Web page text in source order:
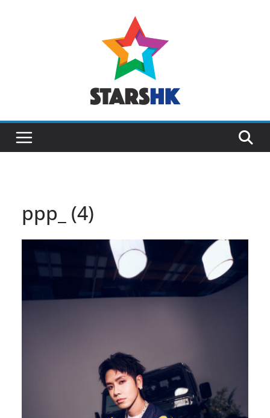
ppp_ (4)